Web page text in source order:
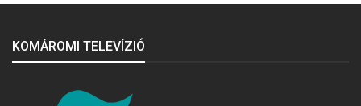
KOMÁROMI TELEVÍZIÓ